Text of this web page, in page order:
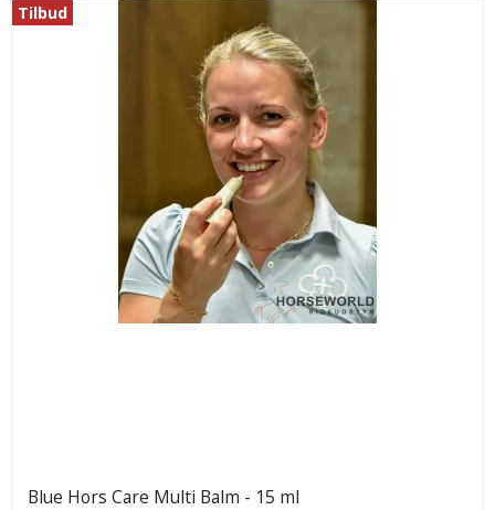
Tilbud
Blue Hors Care Multi Balm - 15 ml